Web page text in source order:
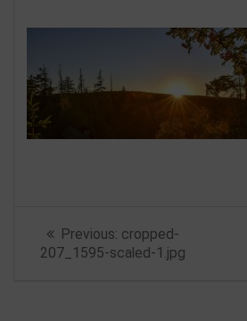
Beitragsnavigation
Previous: Previous
post:
cropped-
207_1595-scaled-1.jpg